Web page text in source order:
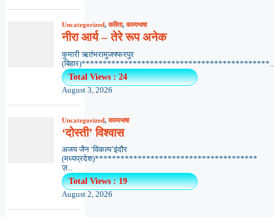
Uncategorized,कविता,काव्यभाषा
नीरा आर्य – तेरे रूप अनेक
कुमारी ऋतंभरामुजफ्फरपुर
Total Views : 24
August 3, 2026
Uncategorized,काव्यभाषा
‘दोस्ती’ विश्वास
अजय जैन ‘विकल्प’इंदौर
(मध्यप्रदेश)**************************************
ज़...
Total Views : 19
August 2, 2026